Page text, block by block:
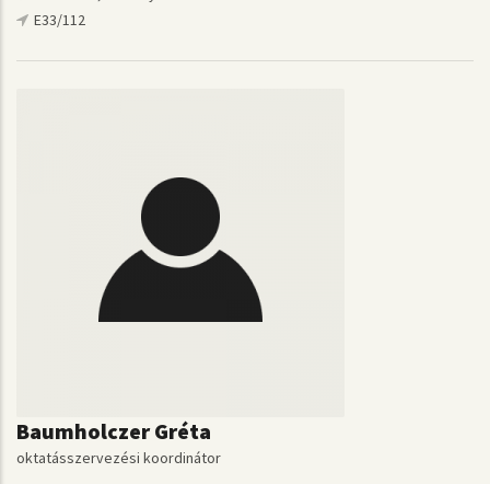
E33/112
Baumholczer Gréta
oktatásszervezési koordinátor